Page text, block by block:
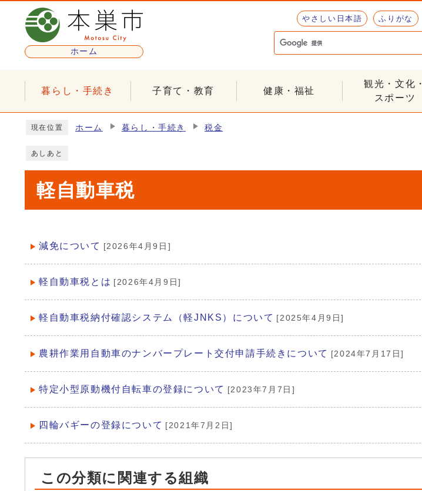
ページの先頭です
ホーム
やさしい日本語 ふりがな
暮らし・手続き 子育て・教育 健康・福祉
観光・文化・
スポーツ
現在位置 ホーム 暮らし・手続き 税金
あしあと
軽自動車税
メインメニュー
減免について [2026年4月9日]
軽自動車税とは [2026年4月9日]
軽自動車税納付確認システム（軽JNKS）について [2025年4月9日]
農耕作業用自動車のナンバープレート交付申請手続きについて [2024年7月17日]
特定小型原動機付自転車の登録について [2023年7月7日]
四輪バギーの登録について [2021年7月2日]
この分類に関連する組織